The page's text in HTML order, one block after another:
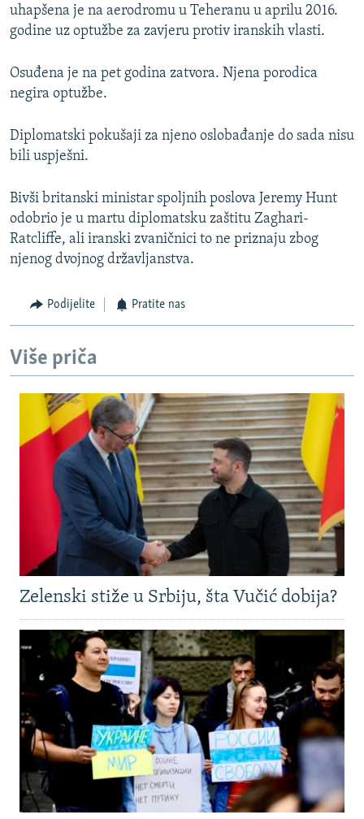
uhapšena je na aerodromu u Teheranu u aprilu 2016.
godine uz optužbe za zavjeru protiv iranskih vlasti.
Osuđena je na pet godina zatvora. Njena porodica
negira optužbe.
Diplomatski pokušaji za njeno oslobađanje do sada nisu
bili uspješni.
Bivši britanski ministar spoljnih poslova Jeremy Hunt
odobrio je u martu diplomatsku zaštitu Zaghari-
Ratcliffe, ali iranski zvaničnici to ne priznaju zbog
njenog dvojnog državljanstva.
Podijelite Pratite nas
Više priča
Zelenski stiže u Srbiju, šta Vučić dobija?